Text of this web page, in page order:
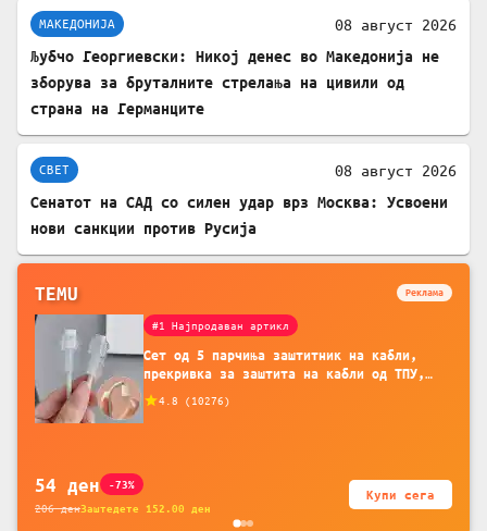
МАКЕДОНИЈА 08 август 2026
Љубчо Георгиевски: Никој денес во Македонија не
зборува за бруталните стрелања на цивили од
страна на Германците
СВЕТ 08 август 2026
Сенатот на САД со силен удар врз Москва: Усвоени
нови санкции против Русија
TEMU Реклама
#1 Најпродаван артикл
Сет од 5 парчиња заштитник на кабли,
прекривка за заштита на кабли од ТПУ,
батерија, за мобилни телефони, комплет
4.8 ( 10276)
54 ден -73%
206денЗаштедете 152.00 ден
Купи сега